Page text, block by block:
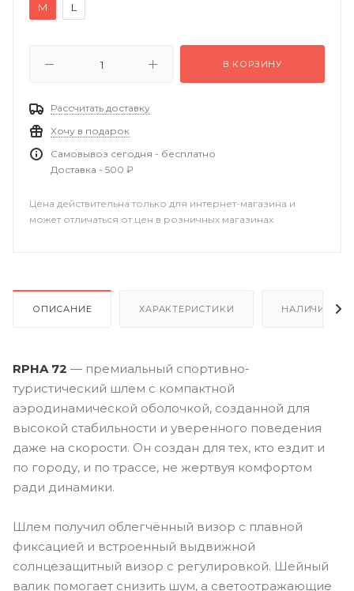
M L
В КОРЗИНУ
Рассчитать доставку
Хочу в подарок
Самовывоз сегодня - бесплатно
Доставка - 500 ₽
Цена действительна только для интернет-магазина и
может отличаться от цен в розничных магазинах
ОПИСАНИЕ ХАРАКТЕРИСТИКИ НАЛИЧИЕ
RPHA 72 — премиальный спортивно-
туристический шлем с компактной
аэродинамической оболочкой, созданной для
высокой стабильности и уверенного поведения
даже на скорости. Он создан для тех, кто ездит и
по городу, и по трассе, не жертвуя комфортом
ради динамики.
Шлем получил облегчённый визор с плавной
фиксацией и встроенный выдвижной
солнцезащитный визор с регулировкой. Шейный
валик помогает снизить шум, а светоотражающие